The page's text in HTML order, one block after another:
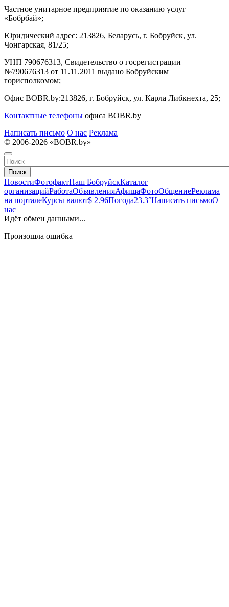
Частное унитарное предприятие по оказанию услуг
«Бобрбай»;
Юридический адрес: 213826, Беларусь, г. Бобруйск, ул.
Чонгарская, 81/25;
УНП 790676313, Свидетельство о госрегистрации
№790676313 от 11.11.2011 выдано Бобруйским
горисполкомом;
Офис BOBR.by:213826, г. Бобруйск, ул. Карла Либкнехта, 25;
Контактные телефоны офиса BOBR.by
Написать письмо О нас Реклама
© 2006-2026 «BOBR.by»
Поиск
НовостиФотофактНаш БобруйскКаталог
организацийРаботаОбъявленияАфишаФотоОбщениеРеклама
на порталеКурсы валют$ 2.96Погода23.3°Написать письмоО
нас
Идёт обмен данными...
Произошла ошибка